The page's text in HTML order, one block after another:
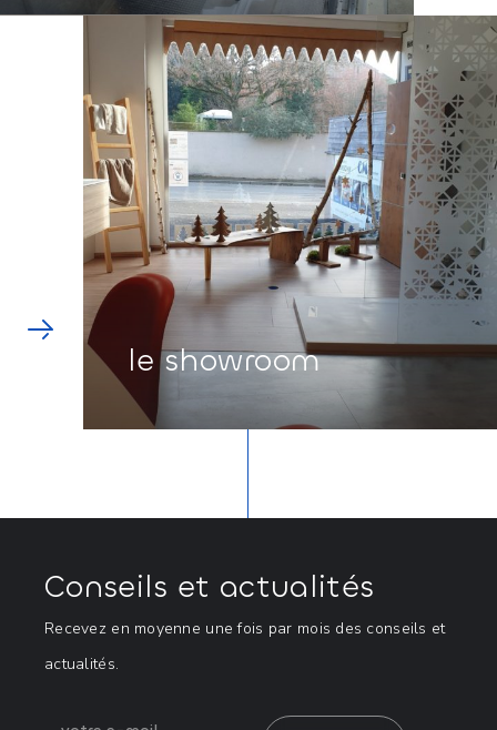
le showroom
Conseils et actualités
Recevez en moyenne une fois par mois des conseils et
actualités.